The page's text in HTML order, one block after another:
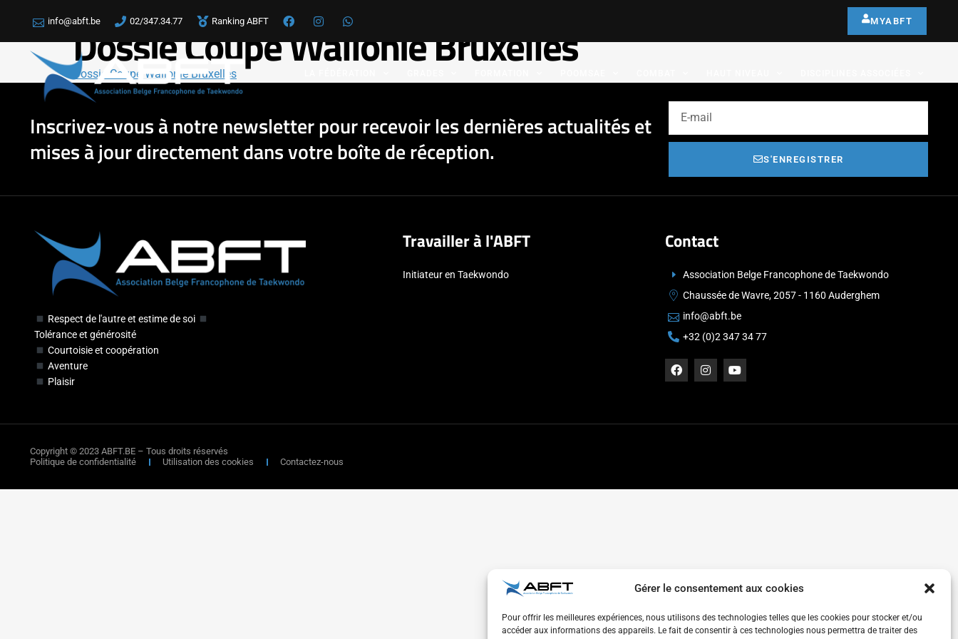
Gérer le consentement aux cookies
Pour offrir les meilleures expériences, nous utilisons des technologies telles que les cookies pour stocker et/ou
accéder aux informations des appareils. Le fait de consentir à ces technologies nous permettra de traiter des
info@abft.be 02/347.34.77 Ranking ABFT MYABFT
Dossie Coupe Wallonie Bruxelles
Dossie Coupe Wallonie Bruxelles
Inscrivez-vous à notre newsletter pour recevoir les dernières actualités et
mises à jour directement dans votre boîte de réception.
S'ENREGISTRER
Respect de l'autre et estime de soi
Tolérance et générosité
Courtoisie et coopération
Aventure
Plaisir
Travailler à l'ABFT
Initiateur en Taekwondo
Contact
Association Belge Francophone de Taekwondo
Chaussée de Wavre, 2057 - 1160 Auderghem
info@abft.be
+32 (0)2 347 34 77
Copyright © 2023 ABFT.BE – Tous droits réservés
Politique de confidentialité
Utilisation des cookies Contactez-nous